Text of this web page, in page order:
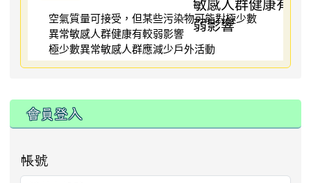
空氣質量可接受，但某些污染物可能對極少數
異常敏感人群健康有較弱影響
極少數異常敏感人群應減少戶外活動
:::
會員登入
帳號